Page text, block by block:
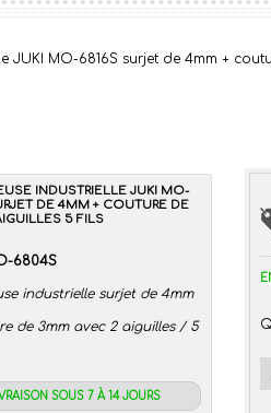
JUKI MO-6816S surjet de 4mm +
INDUSTRIELLE JUKI MO-
DE 4MM + COUTURE DE
5 FILS
6804S
industrielle surjet de 4mm
de 3mm avec 2 aiguilles / 5
SOUS 7 À 14 JOURS